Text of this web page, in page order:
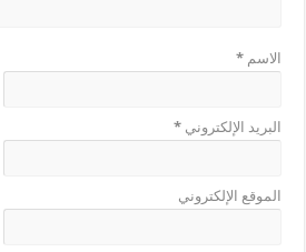
الاسم*
البريد الإلكتروني*
الموقع الإلكتروني